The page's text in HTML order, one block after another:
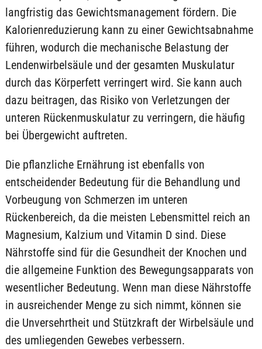
langfristig das Gewichtsmanagement fördern. Die
Kalorienreduzierung kann zu einer Gewichtsabnahme
führen, wodurch die mechanische Belastung der
Lendenwirbelsäule und der gesamten Muskulatur
durch das Körperfett verringert wird. Sie kann auch
dazu beitragen, das Risiko von Verletzungen der
unteren Rückenmuskulatur zu verringern, die häufig
bei Übergewicht auftreten.
Die pflanzliche Ernährung ist ebenfalls von
entscheidender Bedeutung für die Behandlung und
Vorbeugung von Schmerzen im unteren
Rückenbereich, da die meisten Lebensmittel reich an
Magnesium, Kalzium und Vitamin D sind. Diese
Nährstoffe sind für die Gesundheit der Knochen und
die allgemeine Funktion des Bewegungsapparats von
wesentlicher Bedeutung. Wenn man diese Nährstoffe
in ausreichender Menge zu sich nimmt, können sie
die Unversehrtheit und Stützkraft der Wirbelsäule und
des umliegenden Gewebes verbessern.